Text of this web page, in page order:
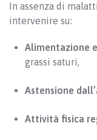
In assenza di
intervenire su:
Alimentazione
grassi saturi,
Astensione
Attività fisica